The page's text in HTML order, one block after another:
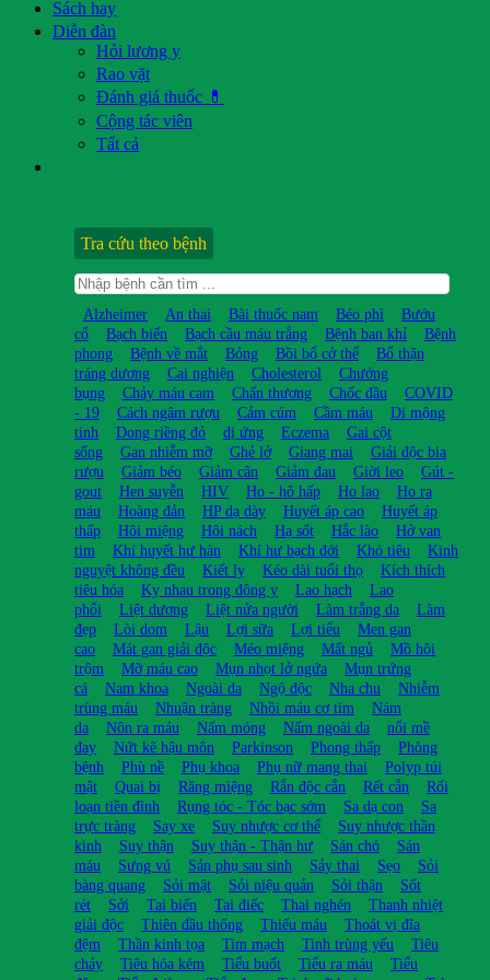
Sách hay
Diễn đàn
Hỏi lương y
Rao vặt
Đánh giá thuốc 💊
Cộng tác viên
Tất cả
Tra cứu theo bệnh
Alzheimer An thai Bài thuốc nam Béo phì
Bướu
cổ
Bạch biến Bạch cầu máu trắng Bệnh ban khỉ
Bệnh
phong
Bệnh về mắt Bỏng Bồi bổ cở thể
Bổ thận
tráng dương
Cai nghiện Cholesterol
Chướng
bụng
Chảy máu cam Chấn thương Chốc đầu
COVID
- 19
Cách ngâm rượu Cảm cúm Cầm máu
Di mộng
tinh
Dong riềng đỏ dị ứng Eczema
Gai cột
sống
Gan nhiễm mỡ Ghẻ lở Giang mai
Giải độc bia
rượu
Giảm béo Giảm cân Giảm đau Giời leo
Gút -
gout
Hen suyễn HIV Ho - hô hấp Ho lao
Ho ra
máu
Hoàng đản HP dạ dày Huyết áp cao
Huyết áp
thấp
Hôi miệng Hôi nách Hạ sốt Hắc lào
Hở van
tim
Khí huyết hư hàn Khí hư bạch đới Khó tiêu
Kinh
nguyệt không đều
Kiết lỵ Kéo dài tuổi thọ
Kích thích
tiêu hóa
Kỵ nhau trong đông y Lao hạch
Lao
phổi
Liệt dương Liệt nửa người Làm trắng da
Làm
đẹp
Lòi dom Lậu Lợi sữa Lợi tiểu
Men gan
cao
Mát gan giải độc Méo miệng Mất ngủ
Mồ hôi
trộm
Mỡ máu cao Mụn nhọt lở ngứa
Mụn trứng
cá
Nam khoa Ngoài da Ngộ độc Nha chu
Nhiễm
trùng máu
Nhuận tràng Nhồi máu cơ tim
Nám
da
Nôn ra máu Nấm móng Nấm ngoài da
nổi mề
đay
Nứt kẽ hậu môn Parkinson Phong thấp
Phòng
bệnh
Phù nề Phụ khoa Phụ nữ mang thai
Polyp túi
mật
Quai bị Răng miệng Rắn độc cắn Rết cắn
Rối
loạn tiền đình
Rụng tóc - Tóc bạc sớm Sa dạ con
Sa
trực tràng
Say xe Suy nhược cơ thể
Suy nhược thần
kinh
Suy thận Suy thận - Thận hư Sán chó
Sán
máu
Sưng vú Sản phụ sau sinh Sảy thai Sẹo
Sỏi
bàng quang
Sỏi mật Sỏi niệu quản Sỏi thận
Sốt
rét
Sởi Tai biến Tai điếc Thai nghén
Thanh nhiệt
giải độc
Thiên đầu thống Thiếu máu
Thoát vị đĩa
đệm
Thần kinh tọa Tim mạch Tinh trùng yếu
Tiêu
chảy
Tiêu hóa kém Tiểu buốt Tiểu ra máu
Tiểu